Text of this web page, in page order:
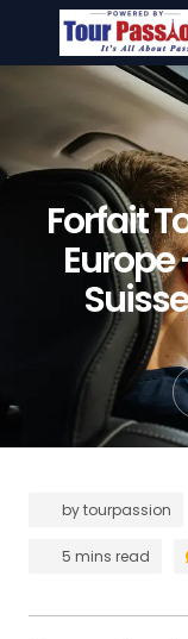
Forfait
Europe
bytourpassion
5 mins read